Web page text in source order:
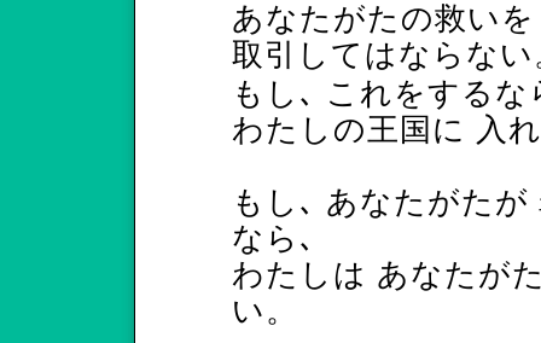
あなたがたの救い
取引してはならな
もし､ これをする
わたしの王国に 入
もし､ あなたがた
なら､
わたしは あなたが
い。